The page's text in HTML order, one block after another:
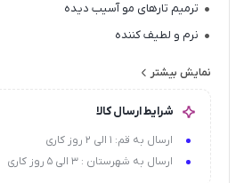
ترمیم تارهای مو آسیب دیده
نرم و لطیف کننده
حاوی روغن آرگان، اینکااینچی
کراتین هیدرولیز شده و عصاره برگاموت
نمایش بیشتر
شرایط ارسال کالا
ارسال به قم: 1 الی 2 روز کاری
ارسال به شهرستان : 3 الی 5 روز کاری